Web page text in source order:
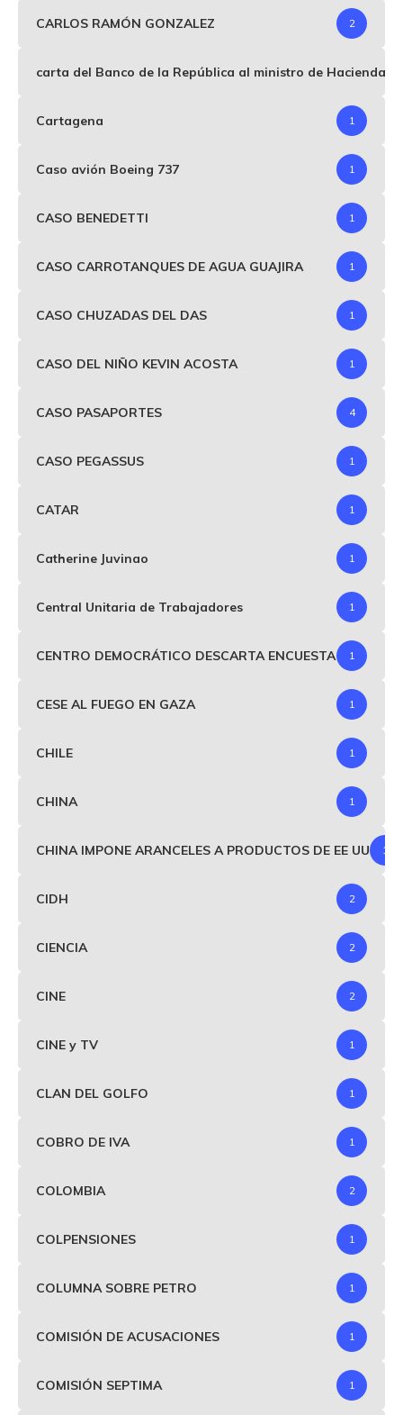
CARLOS RAMÓN GONZALEZ 2
carta del Banco de la República al ministro de Hacienda
Cartagena 1
Caso avión Boeing 737 1
CASO BENEDETTI 1
CASO CARROTANQUES DE AGUA GUAJIRA 1
CASO CHUZADAS DEL DAS 1
CASO DEL NIÑO KEVIN ACOSTA 1
CASO PASAPORTES 4
CASO PEGASSUS 1
CATAR 1
Catherine Juvinao 1
Central Unitaria de Trabajadores 1
CENTRO DEMOCRÁTICO DESCARTA ENCUESTA 1
CESE AL FUEGO EN GAZA 1
CHILE 1
CHINA 1
CHINA IMPONE ARANCELES A PRODUCTOS DE EE UU 1
CIDH 2
CIENCIA 2
CINE 2
CINE y TV 1
CLAN DEL GOLFO 1
COBRO DE IVA 1
COLOMBIA 2
COLPENSIONES 1
COLUMNA SOBRE PETRO 1
COMISIÓN DE ACUSACIONES 1
COMISIÓN SEPTIMA 1